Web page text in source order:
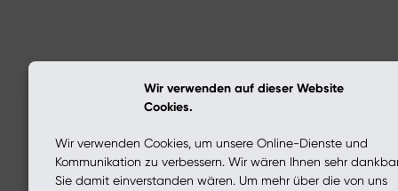
Wir verwenden auf dieser Website
Cookies.
Wir verwenden Cookies, um unsere Online-Dienste und
Kommunikation zu verbessern. Wir wären Ihnen sehr
Sie damit einverstanden wären. Um mehr über die von uns